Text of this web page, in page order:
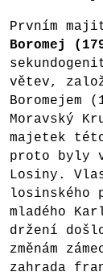
Prvním
Boromej
větev,
Moravský
majetek
proto byly
Losiny.
losinského
mladého
držení
změnám
zahrada